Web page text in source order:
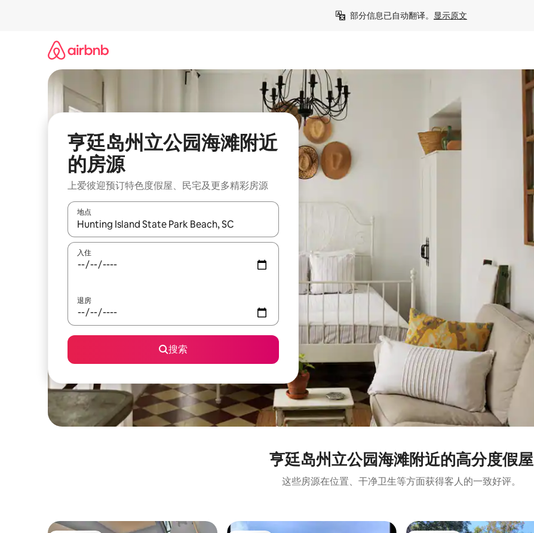
部分信息已自动翻译。 显示原文
亨廷岛州立公园海滩附近
的房源
上爱彼迎预订特色度假屋、民宅及更多精彩房源
地点
如有搜索结果，请使用上下方向键查看，或通过点击或滑动手势浏览。
入住
退房
搜索
亨廷岛州立公园海滩附近的高分度假屋
这些房源在位置、干净卫生等方面获得客人的一致好评。